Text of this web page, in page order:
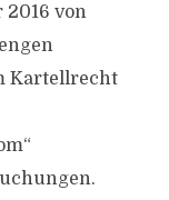
2016 von
Kartellrecht